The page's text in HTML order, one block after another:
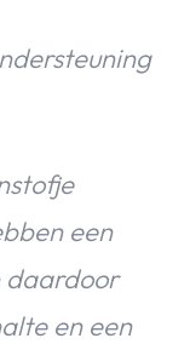
een
daardoor
en een